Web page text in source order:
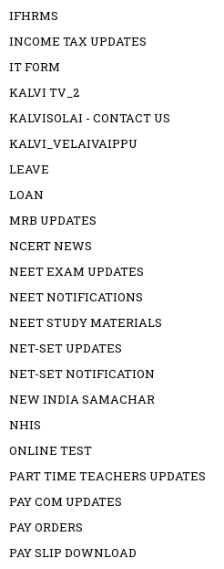
IFHRMS
INCOME TAX UPDATES
IT FORM
KALVI TV_2
KALVISOLAI - CONTACT US
KALVI_VELAIVAIPPU
LEAVE
LOAN
MRB UPDATES
NCERT NEWS
NEET EXAM UPDATES
NEET NOTIFICATIONS
NEET STUDY MATERIALS
NET-SET UPDATES
NET-SET NOTIFICATION
NEW INDIA SAMACHAR
NHIS
ONLINE TEST
PART TIME TEACHERS UPDATES
PAY COM UPDATES
PAY ORDERS
PAY SLIP DOWNLOAD